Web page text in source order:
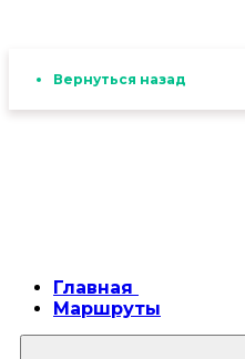
Вернуться назад
Главная
Маршруты